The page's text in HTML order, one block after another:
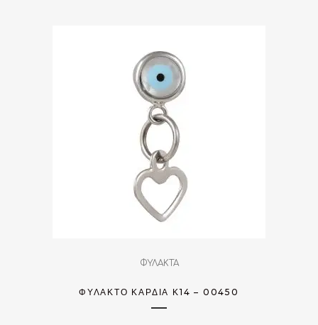
ΦΥΛΑΚΤΑ
ΦΥΛΑΚΤΌ ΚΑΡΔΙΆ Κ14 – 00450